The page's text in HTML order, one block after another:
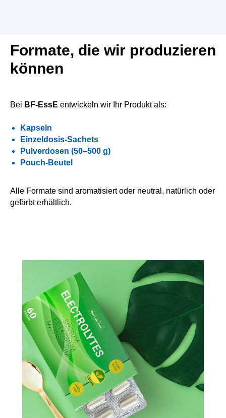
Formate, die wir produzieren
können
Bei BF-EssE entwickeln wir Ihr Produkt als:
Kapseln
Einzeldosis-Sachets
Pulverdosen (50–500 g)
Pouch-Beutel
Alle Formate sind aromatisiert oder neutral, natürlich oder
gefärbt erhältlich.